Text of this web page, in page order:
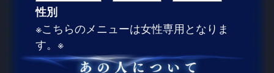
性別
※こちらのメニューは女性専用となりま
す。※